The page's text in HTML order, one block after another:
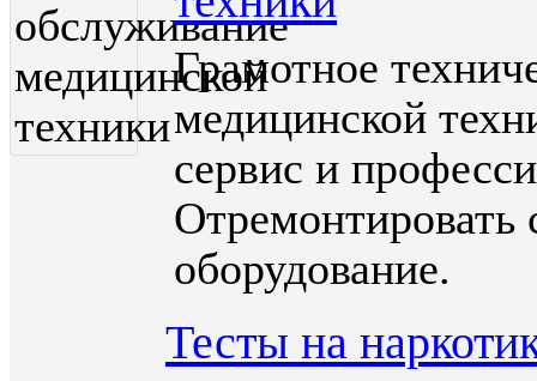
Грамотное
медицинской
сервис и
Отремонтировать
оборудование.
Тесты на